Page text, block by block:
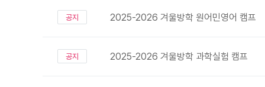
공지 2025-2026 겨울방학 원어민영어 캠프
공지 2025-2026 겨울방학 과학실험 캠프